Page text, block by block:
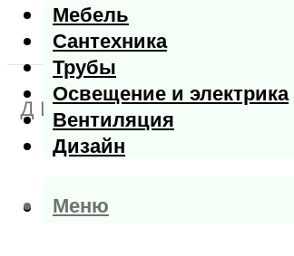
Мебель
Сантехника
Трубы
Освещение и электрика
Вентиляция
Дизайн
Меню
Меню